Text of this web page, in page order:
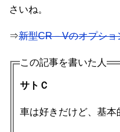
さいね。
⇒新型CR－Vのオプショ
この記事を書いた人
サトＣ
車は好きだけど、基本